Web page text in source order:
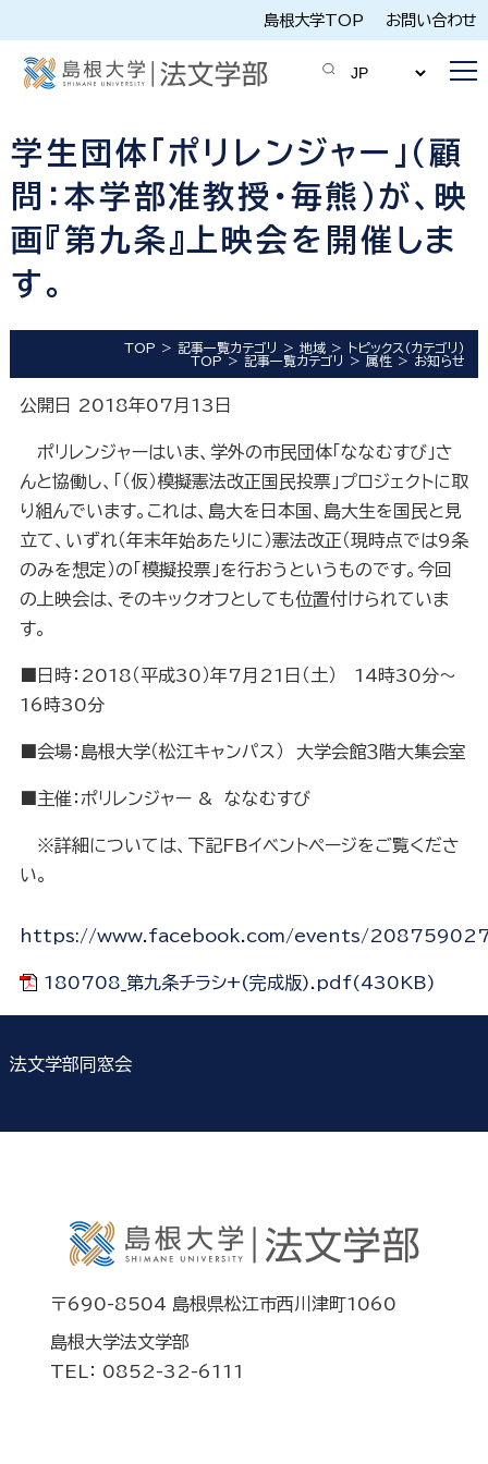
島根大学TOP お問い合わせ
学生団体「ポリレンジャー」（顧
問：本学部准教授・毎熊）が、映
画『第九条』上映会を開催しま
す。
TOP 記事一覧カテゴリ 地域
トピックス（カテゴリ）
TOP
記事一覧カテゴリ 属性 お知らせ
公開日 2018年07月13日
ポリレンジャーはいま、学外の市民団体「ななむすび」さ
んと協働し、「（仮）模擬憲法改正国民投票」プロジェクトに取
り組んでいます。これは、島大を日本国、島大生を国民と見
立て、いずれ（年末年始あたりに）憲法改正（現時点では9条
のみを想定）の「模擬投票」を行おうというものです。今回
の上映会は、そのキックオフとしても位置付けられていま
す。
■日時：2018（平成30）年7月21日（土） 14時30分～
16時30分
■会場：島根大学（松江キャンパス） 大学会館３階大集会室
■主催：ポリレンジャー & ななむすび
※詳細については、下記FBイベントページをご覧くださ
い。
https://www.facebook.com/events/
180708_第九条チラシ+(完成版).pdf(430KB)
法文学部同窓会
〒690-8504 島根県松江市西川津町1060
島根大学法文学部
TEL： 0852-32-6111